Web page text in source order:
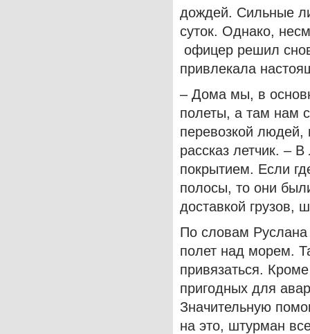
дождей. Сильные
суток. Однако,
офицер решил
привлекала
– Дома мы, в
полеты, а там нам
перевозкой людей,
рассказ летчик. –
покрытием. Если
полосы, то они
доставкой грузов,
По словам
полет над морем.
привязаться.
пригодных для
Значительную
на это, штурман